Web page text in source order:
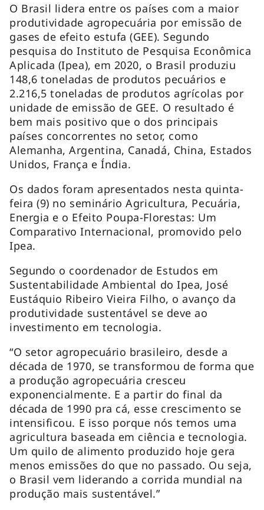
O Brasil lidera entre os países com a maior
produtividade agropecuária por emissão de
gases de efeito estufa (GEE). Segundo
pesquisa do Instituto de Pesquisa Econômica
Aplicada (Ipea), em 2020, o Brasil produziu
148,6 toneladas de produtos pecuários e
2.216,5 toneladas de produtos agrícolas por
unidade de emissão de GEE. O resultado é
bem mais positivo que o dos principais
países concorrentes no setor, como
Alemanha, Argentina, Canadá, China, Estados
Unidos, França e Índia.
Os dados foram apresentados nesta quinta-
feira (9) no seminário Agricultura, Pecuária,
Energia e o Efeito Poupa-Florestas: Um
Comparativo Internacional, promovido pelo
Ipea.
Segundo o coordenador de Estudos em
Sustentabilidade Ambiental do Ipea, José
Eustáquio Ribeiro Vieira Filho, o avanço da
produtividade sustentável se deve ao
investimento em tecnologia.
“O setor agropecuário brasileiro, desde a
década de 1970, se transformou de forma que
a produção agropecuária cresceu
exponencialmente. E a partir do final da
década de 1990 pra cá, esse crescimento se
intensificou. E isso porque nós temos uma
agricultura baseada em ciência e tecnologia.
Um quilo de alimento produzido hoje gera
menos emissões do que no passado. Ou seja,
o Brasil vem liderando a corrida mundial na
produção mais sustentável.”